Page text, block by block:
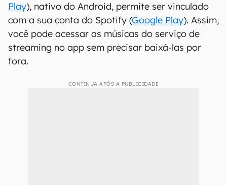
Play), nativo do Android, permite ser vinculado
com a sua conta do Spotify (Google Play). Assim,
você pode acessar as músicas do serviço de
streaming no app sem precisar baixá-las por
fora.
CONTINUA APÓS A PUBLICIDADE